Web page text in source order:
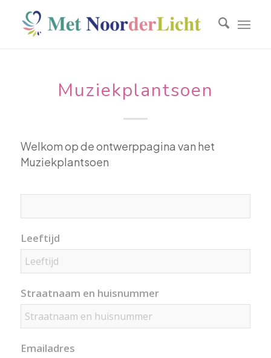
Muziekplantsoen
Welkom op de ontwerppagina van het
Muziekplantsoen
Leeftijd
Straatnaam en huisnummer
Emailadres